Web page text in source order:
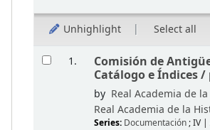
Unhighlight Select all
Results
1.
Comisión de
Catálogo e Índices /
by Real Academia de
Real Academia de la
Series: Documentación; IV |